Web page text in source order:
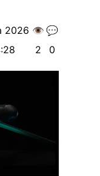
2026 👁️
2
💬
0